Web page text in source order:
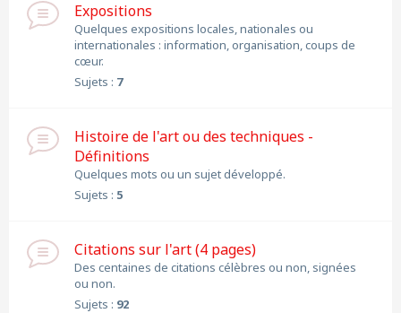
Expositions
Quelques expositions locales, nationales ou
internationales : information, organisation, coups de
cœur.
Sujets : 7
Histoire de l'art ou des techniques -
Définitions
Quelques mots ou un sujet développé.
Sujets : 5
Citations sur l'art (4 pages)
Des centaines de citations célèbres ou non, signées
ou non.
Sujets : 92